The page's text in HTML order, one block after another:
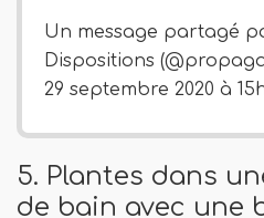
Un message partagé
Dispositions
29 septembre 2020 à
5. Plantes dans
de bain avec une